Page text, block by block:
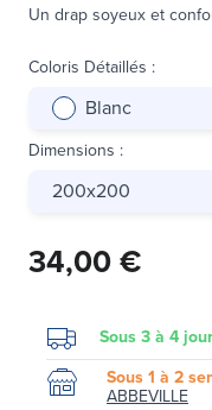
Un drap soyeux et
Coloris Détaillés :
Blanc
Dimensions :
200x200
34,00 €
Sous 3 à 4
Sous 1 à 2
ABBEVILLE